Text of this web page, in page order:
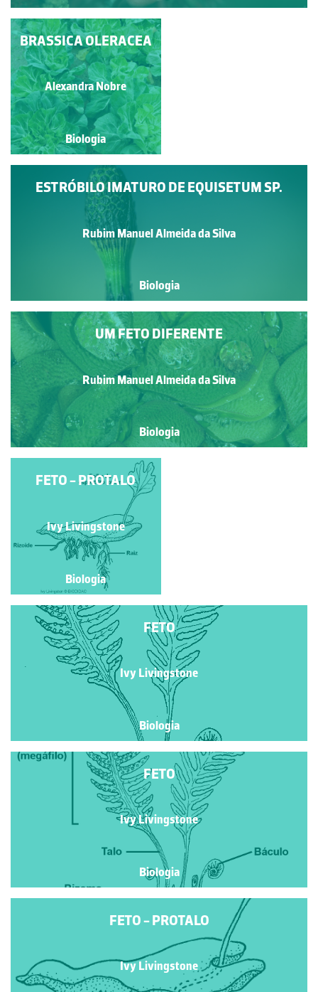
FETOS EPÍFITOS
Paulo Talhadas dos Santos
Biologia
ESTRÓBILO IMATURO DE EQUISETUM SP.
Rubim Manuel Almeida da Silva
Biologia
BRASSICA OLERACEA
Alexandra Nobre
Biologia
UM FETO DIFERENTE
Rubim Manuel Almeida da Silva
Biologia
FETO
Ivy Livingstone
Biologia
FETO
Ivy Livingstone
Biologia
FETO
Ivy Livingstone
Biologia
FETO - PROTALO
Ivy Livingstone
FETO - PROTALO
Ivy Livingstone
Biologia